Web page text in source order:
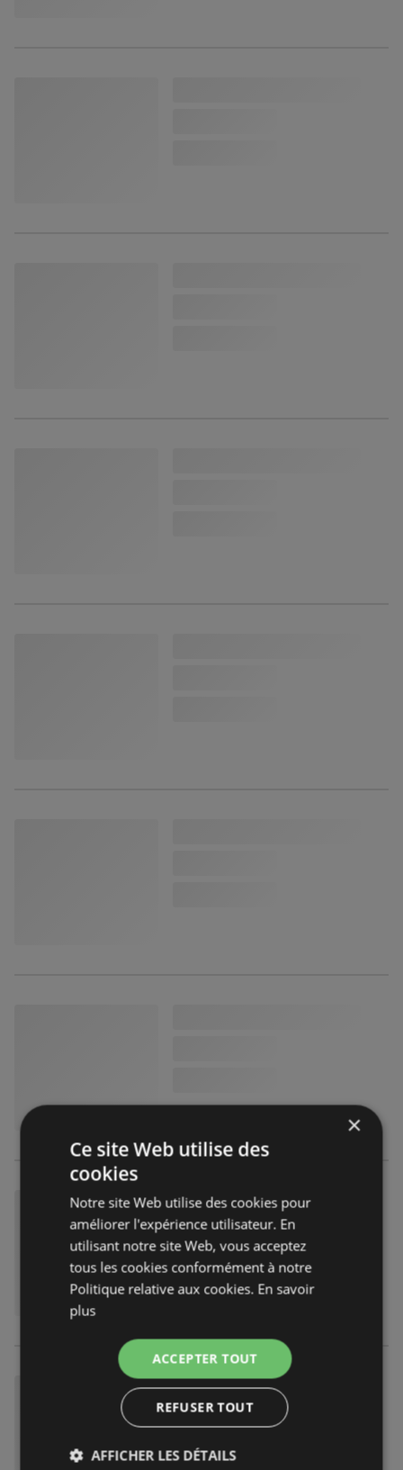
×
Ce site Web utilise des
cookies
Notre site Web utilise des cookies pour
améliorer l'expérience utilisateur. En
utilisant notre site Web, vous acceptez
tous les cookies conformément à notre
Politique relative aux cookies. En savoir
plus
ACCEPTER TOUT
REFUSER TOUT
AFFICHER LES DÉTAILS